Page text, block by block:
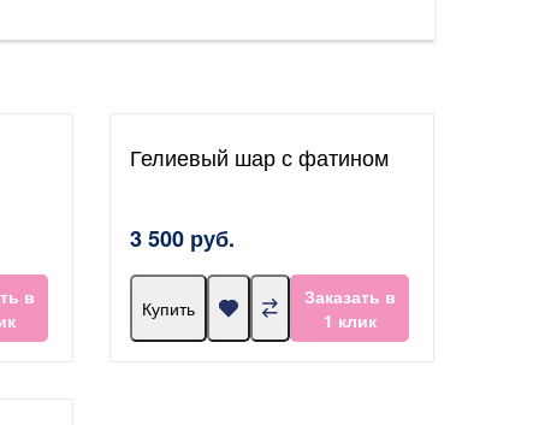
в
Гелиевый шар с фатином
3 500 руб.
Купить
Заказать в
1 клик